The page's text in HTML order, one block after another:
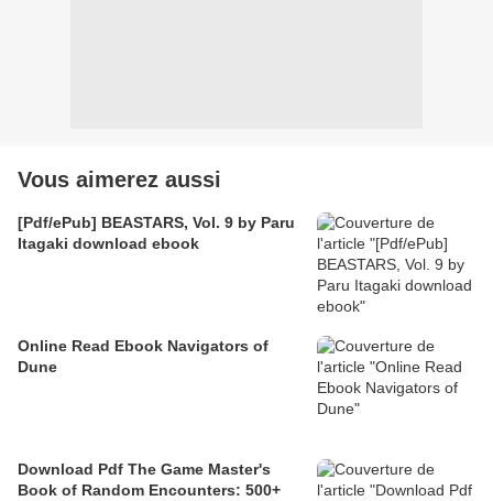
Vous aimerez aussi
[Pdf/ePub] BEASTARS, Vol. 9 by Paru
Itagaki download ebook
Online Read Ebook Navigators of
Dune
Download Pdf The Game Master's
Book of Random Encounters: 500+